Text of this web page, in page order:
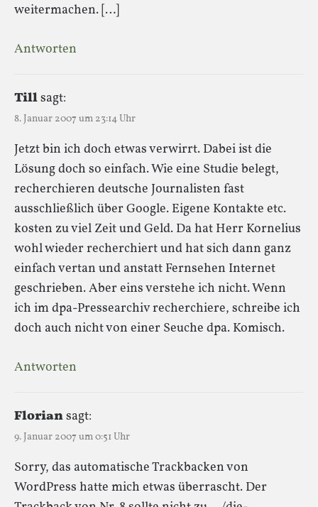
weitermachen. […]
Antworten
Tillsagt:
8. Januar 2007 um 23:14 Uhr
Jetzt bin ich doch etwas verwirrt. Dabei ist die
Lösung doch so einfach. Wie eine Studie belegt,
recherchieren deutsche Journalisten fast
ausschließlich über Google. Eigene Kontakte etc.
kosten zu viel Zeit und Geld. Da hat Herr Kornelius
wohl wieder recherchiert und hat sich dann ganz
einfach vertan und anstatt Fernsehen Internet
geschrieben. Aber eins verstehe ich nicht. Wenn
ich im dpa-Pressearchiv recherchiere, schreibe ich
doch auch nicht von einer Seuche dpa. Komisch.
Antworten
Floriansagt:
9. Januar 2007 um 0:51 Uhr
Sorry, das automatische Trackbacken von
WordPress hatte mich etwas überrascht. Der